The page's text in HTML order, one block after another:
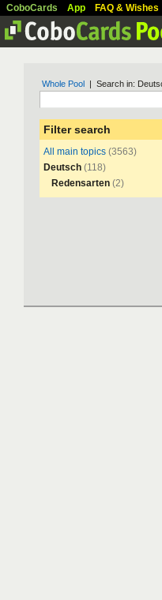
CoboCards App FAQ & Wishes
Whole Pool | Search in:
Filter search
All main topics (3563)
Deutsch (118)
Redensarten (2)